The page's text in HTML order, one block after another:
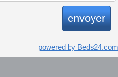
powered by Beds24.com